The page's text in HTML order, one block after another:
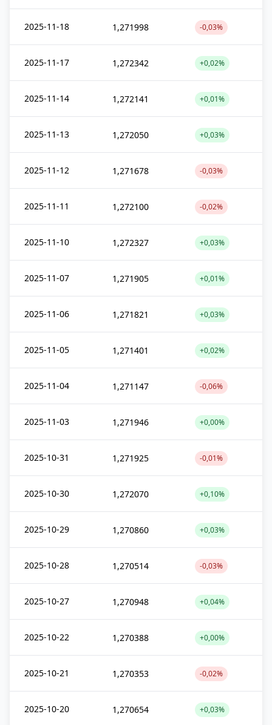
2025-11-18 1,271998 -0,03%
2025-11-17 1,272342 +0,02%
2025-11-14 1,272141 +0,01%
2025-11-13 1,272050 +0,03%
2025-11-12 1,271678 -0,03%
2025-11-11 1,272100 -0,02%
2025-11-10 1,272327 +0,03%
2025-11-07 1,271905 +0,01%
2025-11-06 1,271821 +0,03%
2025-11-05 1,271401 +0,02%
2025-11-04 1,271147 -0,06%
2025-11-03 1,271946 +0,00%
2025-10-31 1,271925 -0,01%
2025-10-30 1,272070 +0,10%
2025-10-29 1,270860 +0,03%
2025-10-28 1,270514 -0,03%
2025-10-27 1,270948 +0,04%
2025-10-22 1,270388 +0,00%
2025-10-21 1,270353 -0,02%
2025-10-20 1,270654 +0,03%